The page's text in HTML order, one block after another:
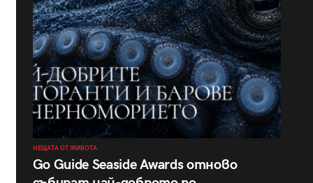
НЕЩАТА ОТ ЖИВОТА
Go Guide Seaside Awards отново